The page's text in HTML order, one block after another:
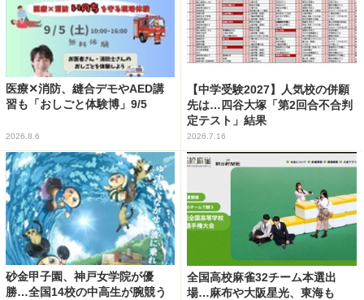
医療✕消防、縫合デモやAED講
習も「おしごと体験博」9/5
2026.8.6
【中学受験2027】人気校の併願
先は…四谷大塚「第2回合不合判
定テスト」結果
2026.7.16
砂金甲子園、神戸女学院が優
勝…全国14校の中高生が腕競う
全国高校麻雀32チーム本選出
場…麻布や大阪星光、東海も